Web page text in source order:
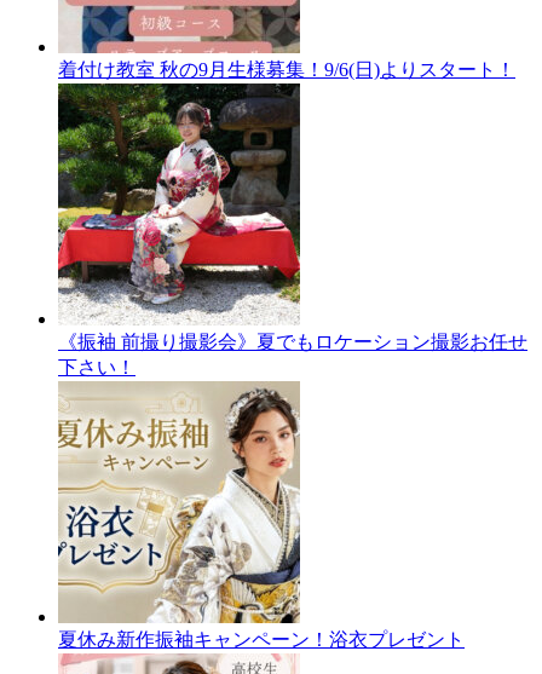
着付け教室 秋の9月生様募集！9/6(日)よりスタート！
《振袖 前撮り撮影会》夏でもロケーション撮影お任せ
下さい！
夏休み新作振袖キャンペーン！浴衣プレゼント